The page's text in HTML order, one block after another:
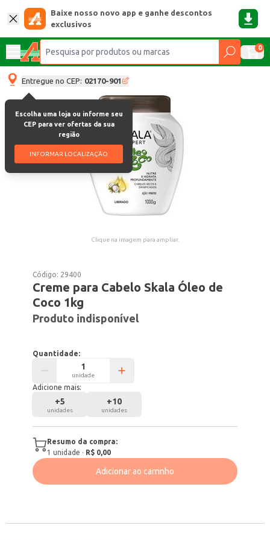
Baixe nosso novo app e ganhe descontos
exclusivos
0
Entregue no CEP: 02170-901
Escolha uma loja ou informe seu
CEP para ver ofertas da sua
região
INFORMAR LOCALIZAÇÃO
Clique na imagem para ampliar.
Código: 29400
Creme para Cabelo Skala Óleo de
Coco 1kg
Produto indisponível
Quantidade:
unidade
Adicione mais:
+5
unidades
+10
unidades
Resumo da compra:
1 unidade · R$ 0,00
Adicionar ao carrinho